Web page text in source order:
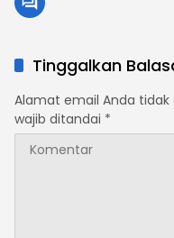
Tinggalkan
Alamat email Anda tidak
wajib ditandai *